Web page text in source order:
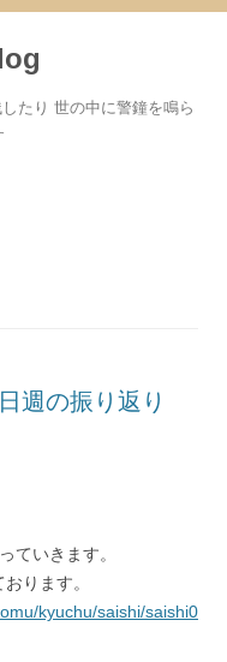
たり 世の中に警鐘を鳴ら
週の振り返り
ていきます。
ります。
kyuchu/saishi/saishi0